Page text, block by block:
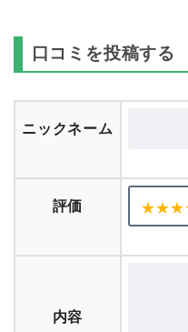
口コミを投稿する
ニックネーム
評価
内容